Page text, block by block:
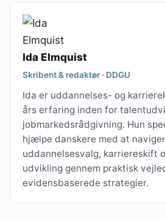
Ida Elmquist
Skribent & redaktør · DDGU
Ida er uddannelses- og
års erfaring inden for
jobmarkedsrådgivning. Hun
hjælpe danskere med at
uddannelsesvalg, karriereskift
udvikling gennem praktisk
evidensbaserede strategier.